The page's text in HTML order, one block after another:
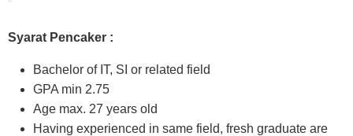
Syarat Pencaker :
Bachelor of IT, SI or related field
GPA min 2.75
Age max. 27 years old
Having experienced in same field, fresh graduate are